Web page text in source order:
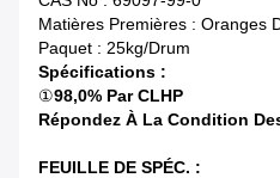
Matières Premières : Oranges
Paquet : 25kg/drum
Spécifications :
①98,0% Par CLHP
Répondez À La Condition
FEUILLE DE SPÉC. :